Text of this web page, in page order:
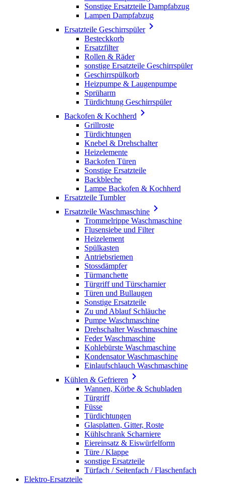
Sonstige Ersatzteile Dampfabzug
Lampen Dampfabzug
Ersatzteile Geschirrspüler
Besteckkorb
Ersatzfilter
Rollen & Räder
sonstige Ersatzteile Geschirrspüler
Geschirrspülkorb
Heizpumpe & Laugenpumpe
Sprüharm
Türdichtung Geschirrspüler
Backofen & Kochherd 
Grillroste
Türdichtungen
Knebel & Drehschalter
Heizelemente
Backofen Türen
Sonstige Ersatzteile
Backbleche
Lampe Backofen & Kochherd
Ersatzteile Tumbler
Ersatzteile Waschmaschine 
Trommelrippe Waschmaschine
Flusensiebe und Filter
Heizelement
Spülkasten
Antriebsriemen
Stossdämpfer
Türmanchette
Türgriff und Türscharnier
Türen und Bullaugen
Sonstige Ersatzteile
Zu und Ablauf Schläuche
Pumpe Waschmaschine
Drehschalter Waschmaschine
Feder Waschmaschine
Kohlebürste Waschmaschine
Kondensator Waschmaschine
Einlaufschlauch Waschmaschine
Kühlen & Gefrieren 
Wannen, Körbe & Schubladen
Türgriff
Füsse
Türdichtungen
Glasplatten, Gitter, Roste
Kühlschrank Scharniere
Eiereinsatz & Eiswürfelform
Türe / Klappe
sonstige Ersatzteile
Türfach / Seitenfach / Flaschenfach
Elektro-Ersatzteile